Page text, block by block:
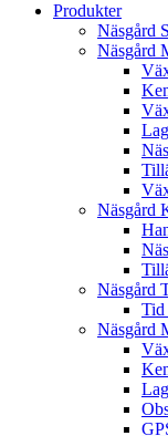
Produkter
Näsgård
Näsgård
Näsgård
Näsgård
Tid
Näsgård